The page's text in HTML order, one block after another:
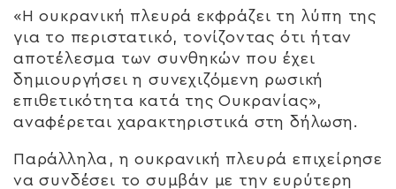
«Η ουκρανική πλευρά εκφράζει τη λύπη της
για το περιστατικό, τονίζοντας ότι ήταν
αποτέλεσμα των συνθηκών που έχει
δημιουργήσει η συνεχιζόμενη ρωσική
επιθετικότητα κατά της Ουκρανίας»,
αναφέρεται χαρακτηριστικά στη δήλωση.
Παράλληλα, η ουκρανική πλευρά επιχείρησε
να συνδέσει το συμβάν με την ευρύτερη